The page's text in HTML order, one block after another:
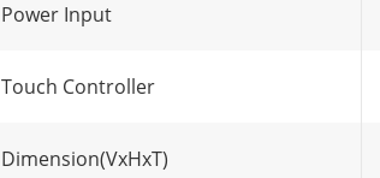
Power Input
Touch Controller
Dimension(VxHxT)